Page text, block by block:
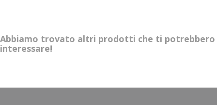
Abbiamo trovato altri prodotti che ti potrebbero
interessare!